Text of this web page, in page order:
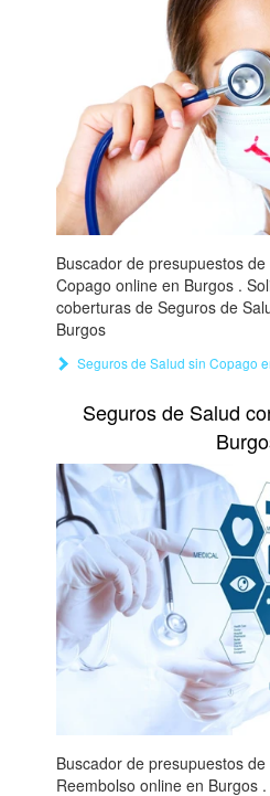
Buscador de presupuestos
Copago online en Burgos .
coberturas de Seguros de
Burgos
Seguros de Salud sin Copago
Seguros de Salud
Buscador de presupuestos
Reembolso online en Burgos